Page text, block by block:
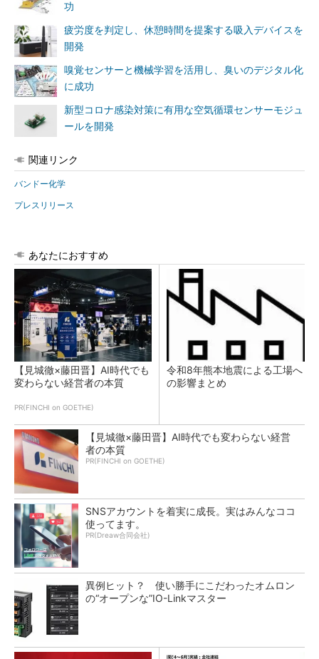
功
疲労度を判定し、休憩時間を提案する吸入デバイスを
開発
嗅覚センサーと機械学習を活用し、臭いのデジタル化
に成功
新型コロナ感染対策に有用な空気循環センサーモジュ
ールを開発
関連リンク
バンドー化学
プレスリリース
あなたにおすすめ
【見城徹×藤田晋】AI時代でも
変わらない経営者の本質
PR(FINCHI on GOETHE)
令和8年熊本地震による工場へ
の影響まとめ
【見城徹×藤田晋】AI時代でも変わらない経営
者の本質
PR(FINCHI on GOETHE)
SNSアカウントを着実に成長。実はみんなココ
使ってます。
PR(Dreaw合同会社)
異例ヒット？ 使い勝手にこだわったオムロン
の“オープンな”IO-Linkマスター